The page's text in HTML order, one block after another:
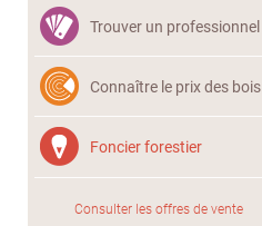
Trouver un professionnel
Connaître le prix des bois
Foncier forestier
Consulter les offres de vente